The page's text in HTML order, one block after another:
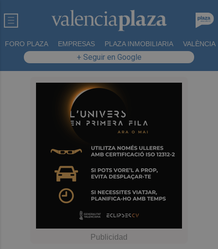
FORO PLAZA EMPRESAS PLAZA INMOBILIARIA VALÈNCIA
+ Seguir en Google